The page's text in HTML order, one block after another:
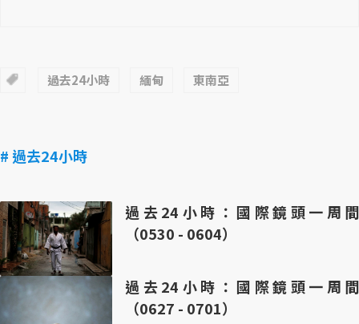
過去24小時 緬甸 東南亞
# 過去24小時
過去24小時：國際鏡頭一周間
（0530 - 0604）
過去24小時：國際鏡頭一周間
（0627 - 0701）